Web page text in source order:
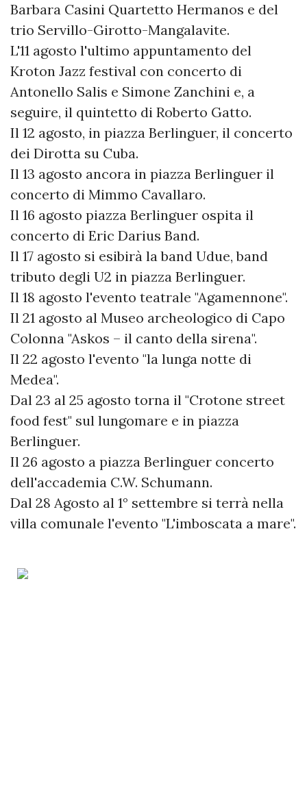
Barbara Casini Quartetto Hermanos e del
trio Servillo-Girotto-Mangalavite.
L'11 agosto l'ultimo appuntamento del
Kroton Jazz festival con concerto di
Antonello Salis e Simone Zanchini e, a
seguire, il quintetto di Roberto Gatto.
Il 12 agosto, in piazza Berlinguer, il concerto
dei Dirotta su Cuba.
Il 13 agosto ancora in piazza Berlinguer il
concerto di Mimmo Cavallaro.
Il 16 agosto piazza Berlinguer ospita il
concerto di Eric Darius Band.
Il 17 agosto si esibirà la band Udue, band
tributo degli U2 in piazza Berlinguer.
Il 18 agosto l'evento teatrale "Agamennone".
Il 21 agosto al Museo archeologico di Capo
Colonna "Askos – il canto della sirena".
Il 22 agosto l'evento "la lunga notte di
Medea".
Dal 23 al 25 agosto torna il "Crotone street
food fest" sul lungomare e in piazza
Berlinguer.
Il 26 agosto a piazza Berlinguer concerto
dell'accademia C.W. Schumann.
Dal 28 Agosto al 1° settembre si terrà nella
villa comunale l'evento "L'imboscata a mare".